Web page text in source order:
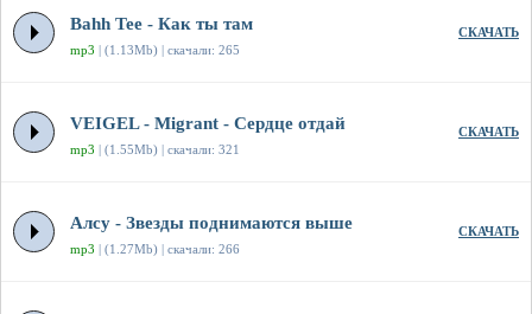
Bahh Tee - Как ты там
mp3 | (1.13Mb) | скачали: 265
СКАЧАТЬ
VEIGEL - Migrant - Сердце отдай
mp3 | (1.55Mb) | скачали: 321
СКАЧАТЬ
Алсу - Звезды поднимаются выше
mp3 | (1.27Mb) | скачали: 266
СКАЧАТЬ